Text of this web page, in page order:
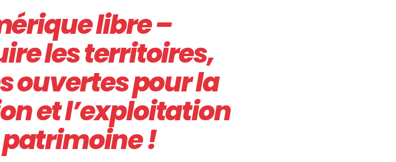
libre –
les territoires,
ouvertes pour la
et l’exploitation
!